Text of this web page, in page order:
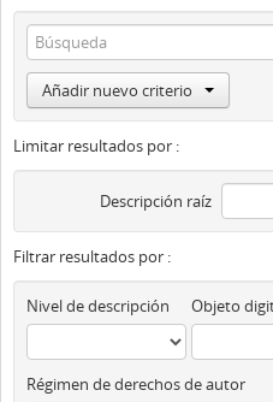
Añadir nuevo criterio
Limitar resultados por :
Descripción raíz
Filtrar resultados por :
Nivel de descripción
Régimen de derechos de autor